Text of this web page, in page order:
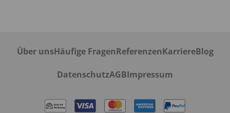
Über unsHäufige FragenReferenzenKarriereBlog
DatenschutzAGBImpressum